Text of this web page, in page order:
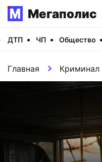
Мегаполис
ДТП ЧП Общество
Главная Криминал